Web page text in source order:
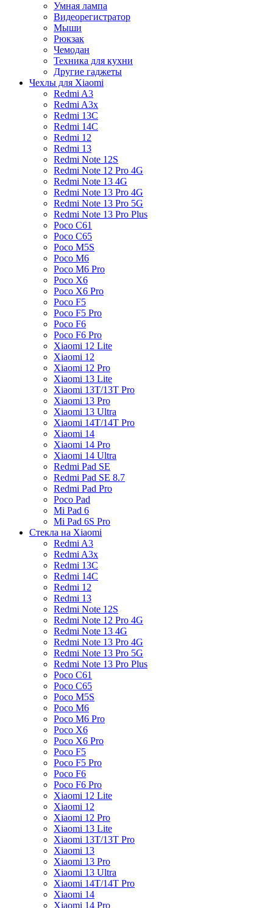
Умная лампа
Видеорегистратор
Мыши
Рюкзак
Чемодан
Техника для кухни
Другие гаджеты
Чехлы для Xiaomi
Redmi A3
Redmi A3x
Redmi 13C
Redmi 14C
Redmi 12
Redmi 13
Redmi Note 12S
Redmi Note 12 Pro 4G
Redmi Note 13 4G
Redmi Note 13 Pro 4G
Redmi Note 13 Pro 5G
Redmi Note 13 Pro Plus
Poco C61
Poco C65
Poco M5S
Poco M6
Poco M6 Pro
Poco X6
Poco X6 Pro
Poco F5
Poco F5 Pro
Poco F6
Poco F6 Pro
Xiaomi 12 Lite
Xiaomi 12
Xiaomi 12 Pro
Xiaomi 13 Lite
Xiaomi 13T/13T Pro
Xiaomi 13 Pro
Xiaomi 13 Ultra
Xiaomi 14T/14T Pro
Xiaomi 14
Xiaomi 14 Pro
Xiaomi 14 Ultra
Redmi Pad SE
Redmi Pad SE 8.7
Redmi Pad Pro
Poco Pad
Mi Pad 6
Mi Pad 6S Pro
Стекла на Xiaomi
Redmi A3
Redmi A3x
Redmi 13C
Redmi 14C
Redmi 12
Redmi 13
Redmi Note 12S
Redmi Note 12 Pro 4G
Redmi Note 13 4G
Redmi Note 13 Pro 4G
Redmi Note 13 Pro 5G
Redmi Note 13 Pro Plus
Poco C61
Poco C65
Poco M5S
Poco M6
Poco M6 Pro
Poco X6
Poco X6 Pro
Poco F5
Poco F5 Pro
Poco F6
Poco F6 Pro
Xiaomi 12 Lite
Xiaomi 12
Xiaomi 12 Pro
Xiaomi 13 Lite
Xiaomi 13T/13T Pro
Xiaomi 13
Xiaomi 13 Pro
Xiaomi 13 Ultra
Xiaomi 14T/14T Pro
Xiaomi 14
Xiaomi 14 Pro